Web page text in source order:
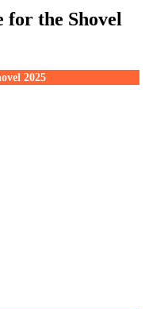
the Shovel
2025